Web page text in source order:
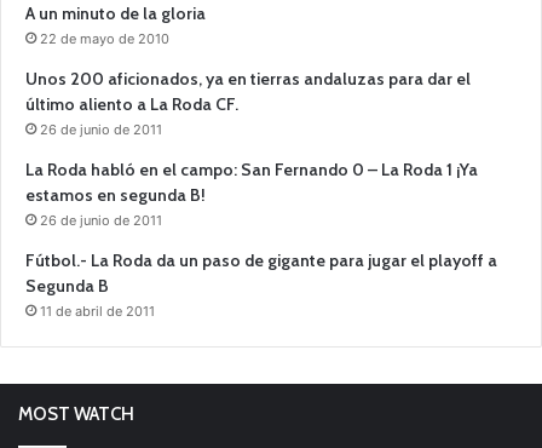
A un minuto de la gloria
22 de mayo de 2010
Unos 200 aficionados, ya en tierras andaluzas para dar el
último aliento a La Roda CF.
26 de junio de 2011
La Roda habló en el campo: San Fernando 0 – La Roda 1 ¡Ya
estamos en segunda B!
26 de junio de 2011
Fútbol.- La Roda da un paso de gigante para jugar el playoff a
Segunda B
11 de abril de 2011
MOST WATCH